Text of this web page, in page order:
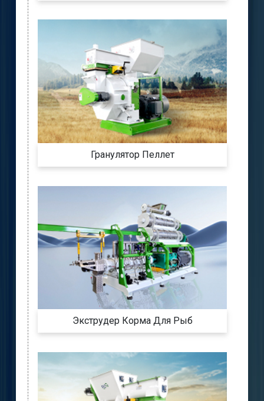
Гранулятор Пеллет
Экструдер Корма Для Рыб